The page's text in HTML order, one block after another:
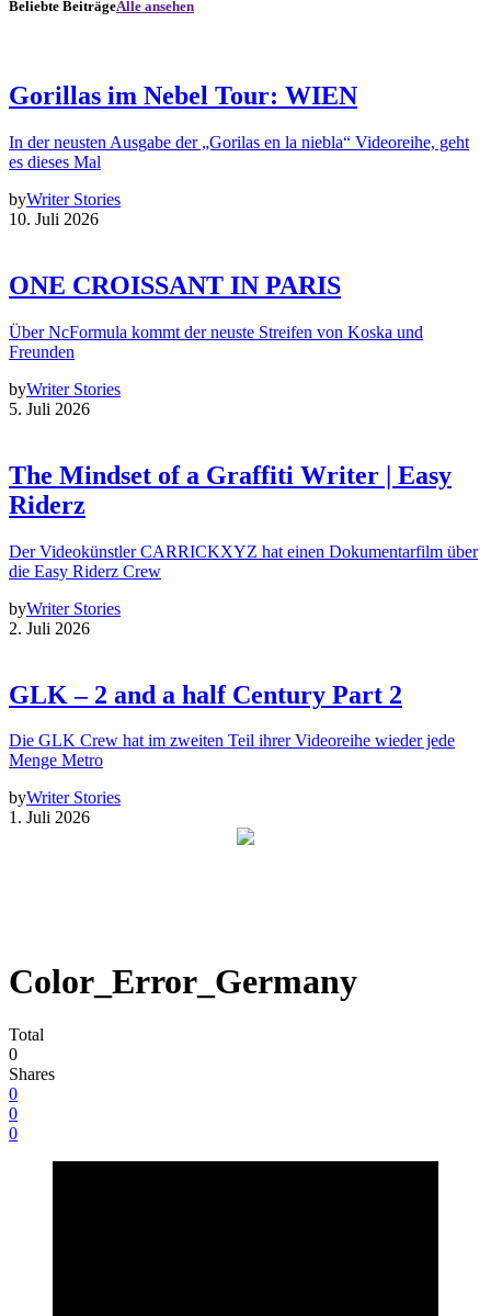
Beliebte BeiträgeAlle ansehen
Gorillas im Nebel Tour: WIEN
In der neusten Ausgabe der „Gorilas en la niebla“ Videoreihe, geht
es dieses Mal
byWriter Stories
10. Juli 2026
ONE CROISSANT IN PARIS
Über NcFormula kommt der neuste Streifen von Koska und
Freunden
byWriter Stories
5. Juli 2026
The Mindset of a Graffiti Writer | Easy
Riderz
Der Videokünstler CARRICKXYZ hat einen Dokumentarfilm über
die Easy Riderz Crew
byWriter Stories
2. Juli 2026
GLK – 2 and a half Century Part 2
Die GLK Crew hat im zweiten Teil ihrer Videoreihe wieder jede
Menge Metro
byWriter Stories
1. Juli 2026
Color_Error_Germany
Total
0
Shares
0
0
0